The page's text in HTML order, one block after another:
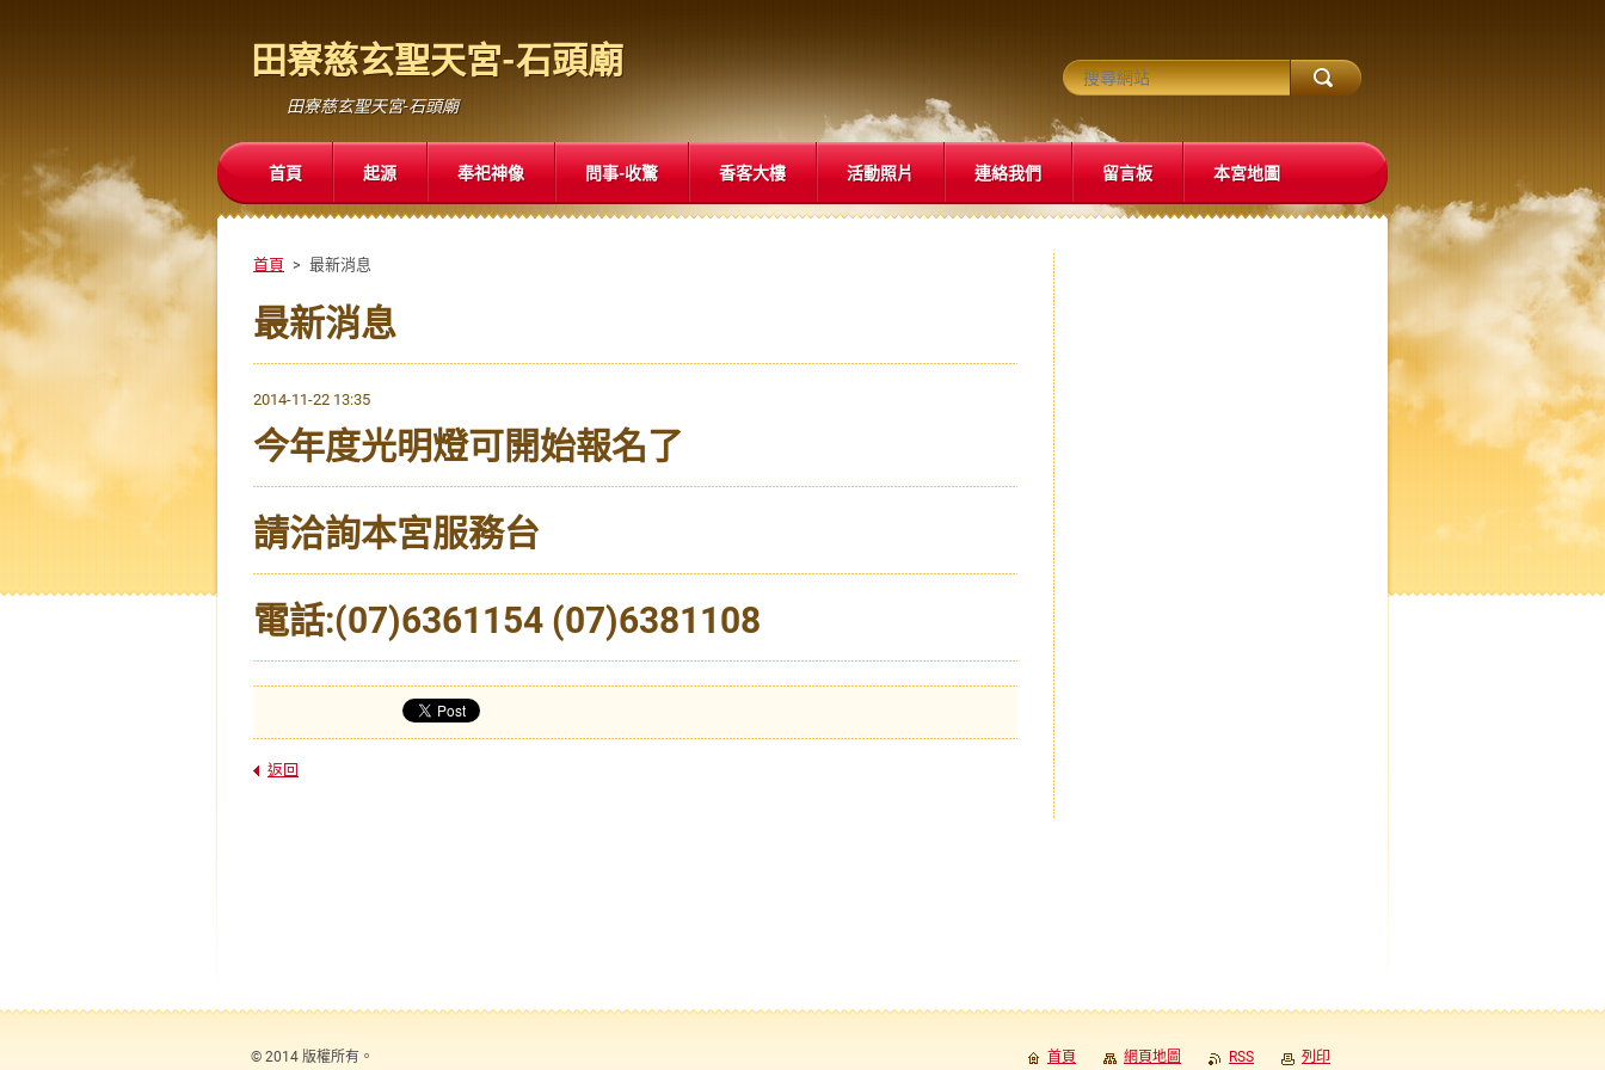
田寮慈玄聖天宮-石頭廟
田寮慈玄聖天宮-石頭廟
首頁 > 最新消息
最新消息
2014-11-22 13:35
今年度光明燈可開始報名了
請洽詢本宮服務台
電話:(07)6361154 (07)6381108
返回
首頁 起源 奉祀神像 問事-收驚 香客大樓 活動照片 連絡我們 留言板 本宮地圖
© 2014 版權所有。 首頁 網頁地圖 RSS 列印